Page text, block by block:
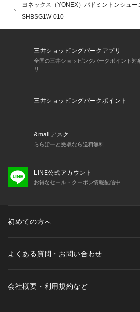
RTTL グラファイトスロットル かかと
吸収 反発 軽量 安定 ワイド 屋内コート
ヨネックス（YONEX）バドミントンシュー
SHBSG1W-010
三井ショッピングパークアプリ
全国の三井ショッピングパークポイント対
リ
三井ショッピングパークポイント
&mallデスク
ららぽーと受取なら送料無料
LINE公式アカウント
お得なセール・クーポン情報配信中
初めての方へ
よくある質問・お問い合わせ
会社概要・利用規約など